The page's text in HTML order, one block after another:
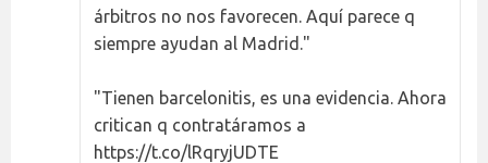
árbitros no nos favorecen. Aquí parece q
siempre ayudan al Madrid."
"Tienen barcelonitis, es una evidencia. Ahora
critican q contratáramos a
https://t.co/lRqryjUDTE